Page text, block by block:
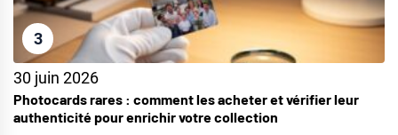
3
30 juin 2026
Photocards rares : comment les acheter et vérifier leur
authenticité pour enrichir votre collection